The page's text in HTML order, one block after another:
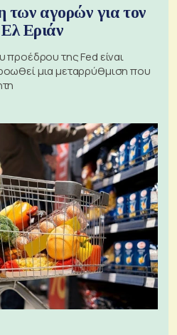
των αγορών για τον
Εριάν
προέδρου της Fed είναι
μια μεταρρύθμιση που